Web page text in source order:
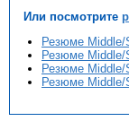
Или посмотрите
Резюме Middle/
Резюме Middle/
Резюме Middle/
Резюме Middle/